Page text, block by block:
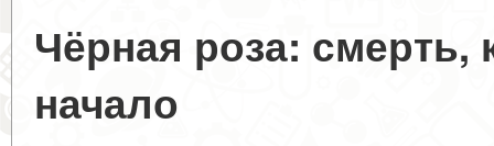
Чёрная роза: смерть,
начало